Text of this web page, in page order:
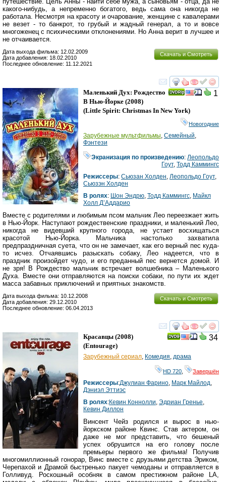
какого-нибудь, а непременно богатого, ведь сама она никогда не
работала. Несмотря на красоту и очарование, женщине с кавалерами
не везет - то банкрот, то грубый и жадный генерал, а то и вовсе
многоженец с психическими отклонениями. Но Анна верит в лучшее и
не отчаивается.
Скачать и Смотреть
Дата выхода фильма: 12.02.2009
Дата добавления: 18.02.2010
Последнее обновление: 11.12.2021
смотреть
1
Маленький Дух: Рождество
В Нью-Йорке (2008)
(Little Spirit: Christmas In New York)
Новогодние
Зарубежные мультфильмы, Семейный,
Фэнтези
Экранизация по произведению:Леопольдо
Гоут,Тодд Каммингс
Режиссеры: Сьюзан Холден, Леопольдо Гоут,
Сьюзэн Холден
В ролях: Шон Эндрю, Тодд Каммингс, Майкл
Холл Д’Аддарио
Вместе с родителями и любимым псом мальчик Лео переезжает жить
в Нью-Йорк. Наступают рождественские праздники, и маленький Лео,
никогда не видевший крупного города, не устает восхищаться
красотой Нью-Йорка. Мальчика настолько захватила
предпраздничная суета, что он не замечает, как его верный пес куда-
то исчез. Отчаявшись разыскать собаку, Лео надеется, что в
праздник произойдет чудо, и его преданный пес вернется домой. И
не зря! В Рождество мальчик встречает волшебника – Маленького
Духа. Вместе они отправляются на поиски собаки, по пути их ждет
масса забавных приключений и приятных знакомств.
Скачать и Смотреть
Дата выхода фильма: 10.12.2008
Дата добавления: 29.12.2010
Последнее обновление: 06.04.2013
смотреть
34
Красавцы (2008)
(Entourage)
Зарубежный сериал, Комедия, драма
HD 720 Завершён
Режиссеры:Джулиан Фарино, Марк Майлод,
Дэниэл Эттиэс
В ролях:Кевин Коннолли, Эдриан Гренье,
Кевин Диллон
Винсент Чейз родился и вырос в нью-
йоркском районе Квинс. Став актером, он
даже не мог представить, что бешеный
успех обрушится на его голову после
премьеры первого же фильма! Получив
многомиллионный гонорар, Винс вместе с друзьями детства Эриком,
Черепахой и Драмой быстренько пакует чемоданы и отправляется в
Голливуд. Роскошный особняк в самом престижном районе LA,